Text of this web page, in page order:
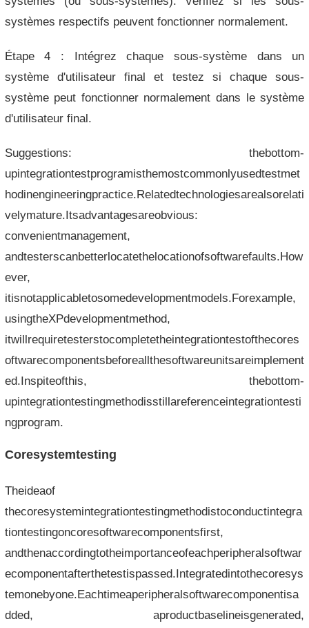
systèmes respectifs peuvent fonctionner normalement.
Étape 4 : Intégrez chaque sous-système dans un
système d'utilisateur final et testez si chaque sous-
système peut fonctionner normalement dans le système
d'utilisateur final.
Suggestions: thebottom-
upintegrationtestprogramisthemostcommonlyusedtestmet
hodinengineeringpractice.Relatedtechnologiesarealsorelati
velymature.Itsadvantagesareobvious:
convenientmanagement,
andtesterscanbetterlocatethelocationofsoftwarefaults.How
ever,
itisnotapplicabletosomedevelopmentmodels.Forexample,
usingtheXPdevelopmentmethod,
itwillrequiretesterstocompletetheintegrationtestofthecores
oftwarecomponentsbeforeallthesoftwareunitsareimplement
ed.Inspiteofthis, thebottom-
upintegrationtestingmethodisstillareferenceintegrationtesti
ngprogram.
Coresystemtesting
Theideaof
thecoresystemintegrationtestingmethodistoconductintegra
tiontestingoncoresoftwarecomponentsfirst,
andthenaccordingtotheimportanceofeachperipheralsoftwar
ecomponentafterthetestispassed.Integratedintothecoresys
temonebyone.Eachtimeaperipheralsoftwarecomponentisa
dded, aproductbaselineisgenerated,